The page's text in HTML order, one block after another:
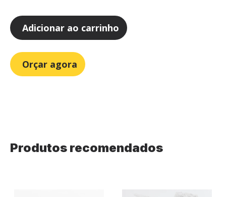
Adicionar ao carrinho
Orçar agora
Produtos recomendados